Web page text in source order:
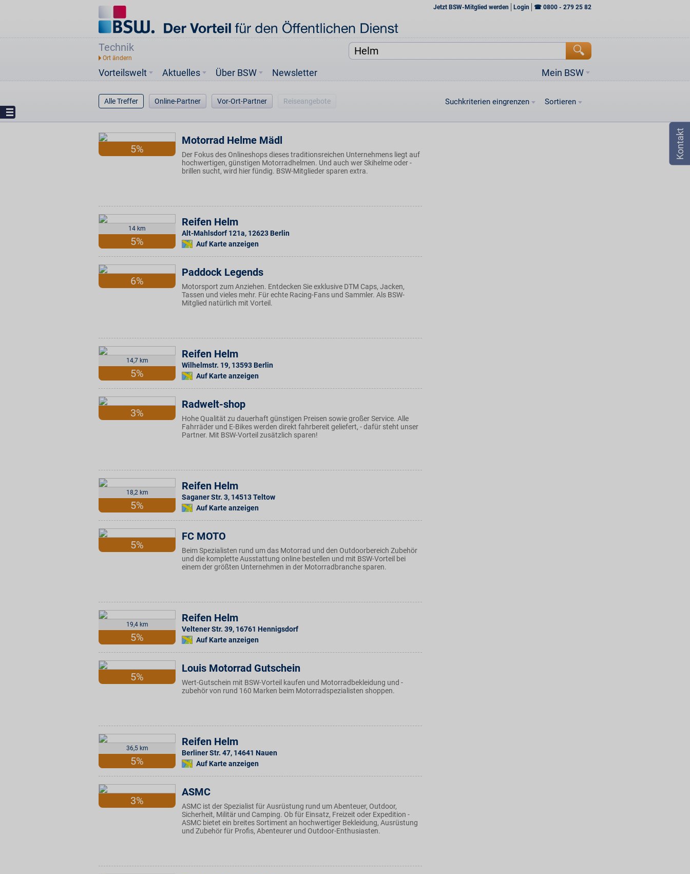
Jetzt BSW-Mitglied werden Login ☎ 0800 - 279 25 82
Technik
Vorteilswelt Mein BSW
Aktuelles Über BSW Newsletter
Alle Treffer Online-Partner Vor-Ort-Partner Reiseangebote Suchkriterien eingrenzen Sortieren
5%
Motorrad Helme Mädl
Der Fokus des Onlineshops dieses traditionsreichen Unternehmens liegt auf
hochwertigen, günstigen Motorradhelmen. Und auch wer Skihelme oder -
brillen sucht, wird hier fündig. BSW-Mitglieder sparen extra.
14 km
5%
Reifen Helm
Alt-Mahlsdorf 121a, 12623 Berlin
Auf Karte anzeigen
6%
Paddock Legends
Motorsport zum Anziehen. Entdecken Sie exklusive DTM Caps, Jacken,
Tassen und vieles mehr. Für echte Racing-Fans und Sammler. Als BSW-
Mitglied natürlich mit Vorteil.
14,7 km
5%
Reifen Helm
Wilhelmstr. 19, 13593 Berlin
Auf Karte anzeigen
3%
Radwelt-shop
Hohe Qualität zu dauerhaft günstigen Preisen sowie großer Service. Alle
Fahrräder und E-Bikes werden direkt fahrbereit geliefert, - dafür steht unser
Partner. Mit BSW-Vorteil zusätzlich sparen!
18,2 km
5%
Reifen Helm
Saganer Str. 3, 14513Teltow
Auf Karte anzeigen
5%
FC MOTO
Beim Spezialisten rund um das Motorrad und den Outdoorbereich Zubehör
und die komplette Ausstattung online bestellen und mit BSW-Vorteil bei
einem der größten Unternehmen in der Motorradbranche sparen.
19,4 km
5%
Reifen Helm
Veltener Str. 39, 16761 Hennigsdorf
Auf Karte anzeigen
5%
Louis Motorrad Gutschein
Wert-Gutschein mit BSW-Vorteil kaufen und Motorradbekleidung und -
zubehör von rund 160 Marken beim Motorradspezialisten shoppen.
36,5 km
5%
Reifen Helm
Berliner Str. 47, 14641 Nauen
Auf Karte anzeigen
3%
ASMC
ASMC ist der Spezialist für Ausrüstung rund um Abenteuer, Outdoor,
Sicherheit, Militär und Camping. Ob für Einsatz, Freizeit oder Expedition -
ASMC bietet ein breites Sortiment an hochwertiger Bekleidung, Ausrüstung
und Zubehör für Profis, Abenteurer und Outdoor-Enthusiasten.